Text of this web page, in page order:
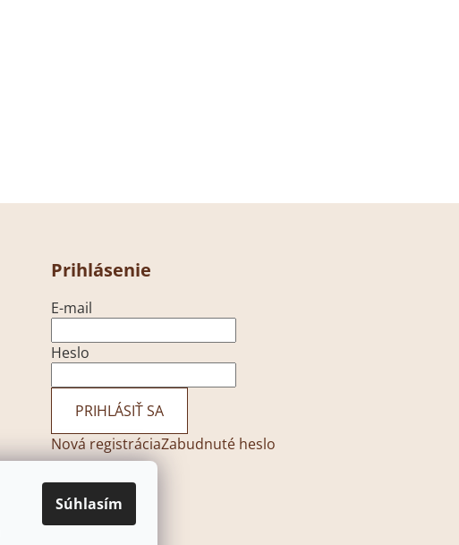
Súhlasím
Prihlásenie
E-mail
Heslo
PRIHLÁSIŤ SA
Nová registráciaZabudnuté heslo